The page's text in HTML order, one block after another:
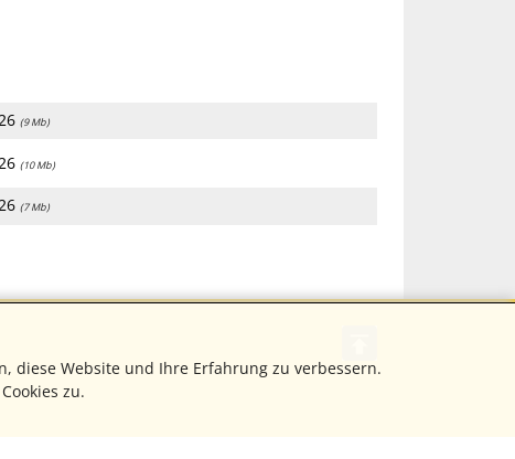
diese Website und Ihre Erfahrung zu verbessern.
zu.
(9 Mb)
(10 Mb)
(7 Mb)